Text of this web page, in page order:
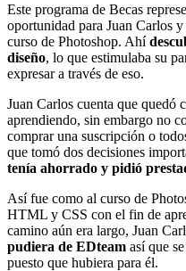
Este programa de Becas
oportunidad para Juan Carlos
curso de Photoshop. Ahí
diseño, lo que estimulaba su
expresar a través de eso.
Juan Carlos cuenta que quedó
aprendiendo, sin embargo no
comprar una suscripción o
que tomó dos decisiones
tenía ahorrado y pidió
Así fue como al curso de
HTML y CSS con el fin de
camino aún era largo, Juan
pudiera de EDteam así que
puesto que hubiera para él.